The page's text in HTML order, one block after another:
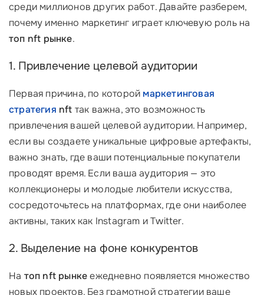
среди миллионов других работ. Давайте разберем,
почему именно маркетинг играет ключевую роль на
топ nft рынке.
1. Привлечение целевой аудитории
Первая причина, по которой маркетинговая
стратегия nft так важна, это возможность
привлечения вашей целевой аудитории. Например,
если вы создаете уникальные цифровые артефакты,
важно знать, где ваши потенциальные покупатели
проводят время. Если ваша аудитория — это
коллекционеры и молодые любители искусства,
сосредоточьтесь на платформах, где они наиболее
активны, таких как Instagram и Twitter.
2. Выделение на фоне конкурентов
На топ nft рынкеежедневно появляется множество
новых проектов. Без грамотной стратегии ваше